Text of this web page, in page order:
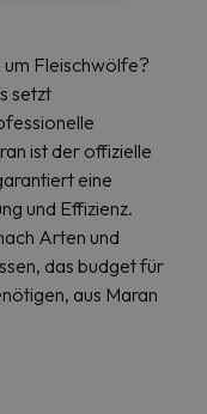
um Fleischwölfe?
setzt
ist der offizielle
eine
und Effizienz.
Arten und
das budget für
aus Maran